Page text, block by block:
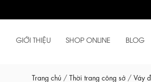
GIỚI THIỆU SHOP ONLINE BLOG
Trang chủ / Thời trang công sở / Váy